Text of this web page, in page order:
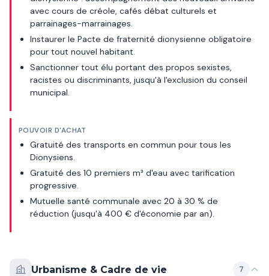
avec cours de créole, cafés débat culturels et
parrainages-marrainages.
Instaurer le Pacte de fraternité dionysienne obligatoire
pour tout nouvel habitant.
Sanctionner tout élu portant des propos sexistes,
racistes ou discriminants, jusqu'à l'exclusion du conseil
municipal.
POUVOIR D'ACHAT
Gratuité des transports en commun pour tous les
Dionysiens.
Gratuité des 10 premiers m³ d'eau avec tarification
progressive.
Mutuelle santé communale avec 20 à 30 % de
réduction (jusqu'à 400 € d'économie par an).
Urbanisme & Cadre de vie 7